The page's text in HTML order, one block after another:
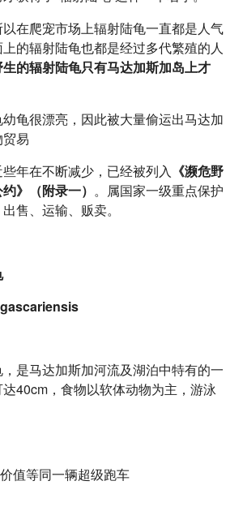
在爬宠市场上辐射陆龟一直都是人气
的辐射陆龟也都是经过多代繁殖的人
的辐射陆龟只有马达加斯加岛上才
龟很漂亮，因此被大量偷运出马达加
易
年在不断减少，已经被列入 《濒危野
》（附录一） 。属国家一级重点保护
售、运输、贩卖。
是马达加斯加河流及湖泊中特有的一
40cm，食物以软体动物为主，游泳